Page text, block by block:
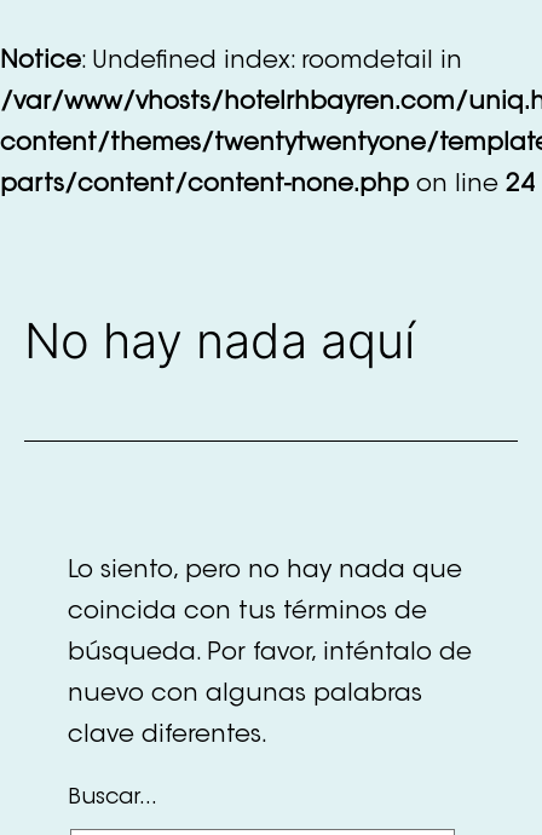
al
contenido
Notice: Undefined index: roomdetail in
/var/www/vhosts/hotelrhbayren.com/
content/themes/twentytwentyone/
parts/content/content-none.php on line 24
No hay nada aquí
Lo siento, pero no hay nada que
coincida con tus términos de
búsqueda. Por favor, inténtalo de
nuevo con algunas palabras
clave diferentes.
Buscar...